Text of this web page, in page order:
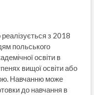
з 2018
польського
освіти в
вищої освіти або
Навчанню може
до навчання в